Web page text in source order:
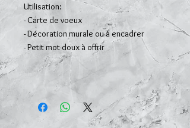
Utilisation:
- Carte de voeux
- Décoration murale ou à encadrer
- Petit mot doux à offrir